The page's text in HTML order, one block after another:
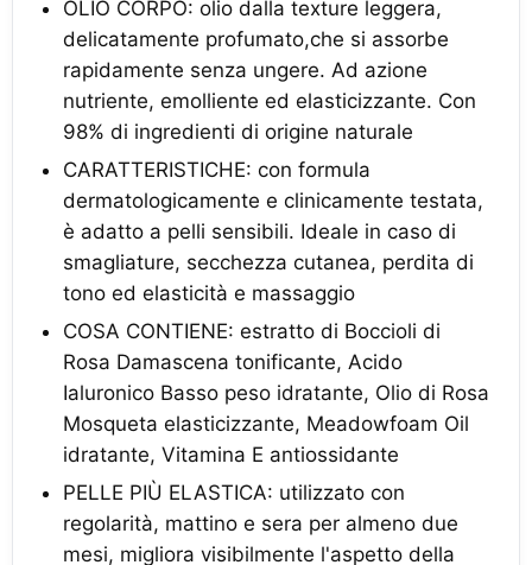
OLIO CORPO: olio dalla texture leggera,
delicatamente profumato,che si assorbe
rapidamente senza ungere. Ad azione
nutriente, emolliente ed elasticizzante. Con
98% di ingredienti di origine naturale
CARATTERISTICHE: con formula
dermatologicamente e clinicamente testata,
è adatto a pelli sensibili. Ideale in caso di
smagliature, secchezza cutanea, perdita di
tono ed elasticità e massaggio
COSA CONTIENE: estratto di Boccioli di
Rosa Damascena tonificante, Acido
Ialuronico Basso peso idratante, Olio di Rosa
Mosqueta elasticizzante, Meadowfoam Oil
idratante, Vitamina E antiossidante
PELLE PIÙ ELASTICA: utilizzato con
regolarità, mattino e sera per almeno due
mesi, migliora visibilmente l'aspetto della